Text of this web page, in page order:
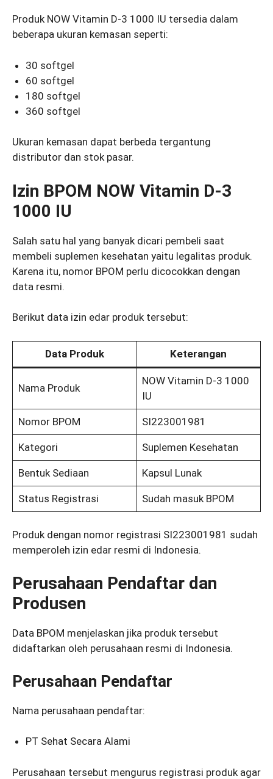
Produk NOW Vitamin D-3 1000 IU tersedia dalam
beberapa ukuran kemasan seperti:
30 softgel
60 softgel
180 softgel
360 softgel
Ukuran kemasan dapat berbeda tergantung
distributor dan stok pasar.
Izin BPOM NOW Vitamin D-3
1000 IU
Salah satu hal yang banyak dicari pembeli saat
membeli suplemen kesehatan yaitu legalitas produk.
Karena itu, nomor BPOM perlu dicocokkan dengan
data resmi.
Berikut data izin edar produk tersebut:
Data Produk Keterangan
Nama Produk
NOW Vitamin D-3 1000
IU
Nomor BPOM SI223001981
Kategori Suplemen Kesehatan
Bentuk Sediaan Kapsul Lunak
Status Registrasi Sudah masuk BPOM
Produk dengan nomor registrasi SI223001981 sudah
memperoleh izin edar resmi di Indonesia.
Perusahaan Pendaftar dan
Produsen
Data BPOM menjelaskan jika produk tersebut
didaftarkan oleh perusahaan resmi di Indonesia.
Perusahaan Pendaftar
Nama perusahaan pendaftar:
PT Sehat Secara Alami
Perusahaan tersebut mengurus registrasi produk agar